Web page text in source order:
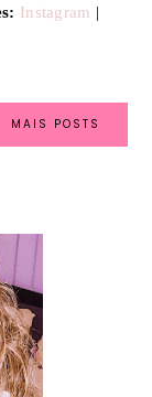
Instagram |
MAIS POSTS